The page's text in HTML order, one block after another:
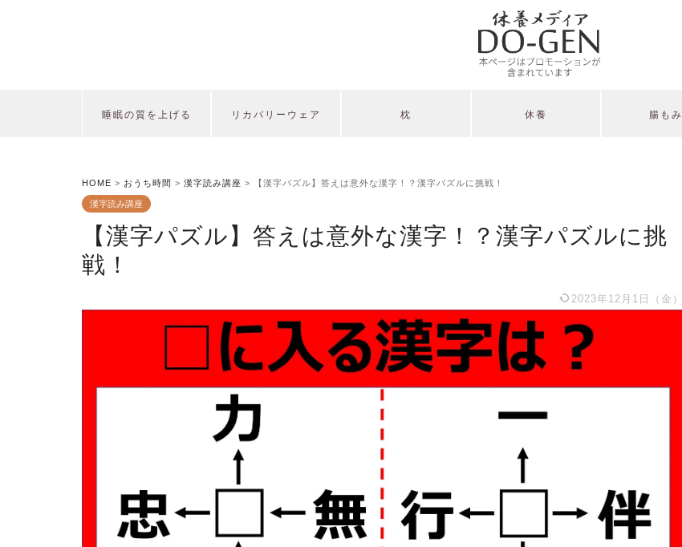
睡眠の質を上げる リカバリーウェア 枕 休養 腸もみ
HOME > おうち時間 > 漢字読み講座 > 【漢字パズル】答えは意外な漢字！？漢字パズルに挑戦！
漢字読み講座
【漢字パズル】答えは意外な漢字！？漢字パズルに挑
戦！
2023年12月1日（金）